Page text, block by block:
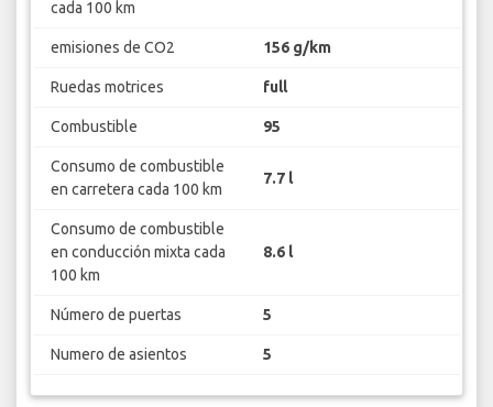
cada 100 km
emisiones de CO2 156 g/km
Ruedas motrices full
Combustible 95
Consumo de combustible
en carretera cada 100 km
7.7 l
Consumo de combustible
en conducción mixta cada
100 km
8.6 l
Número de puertas 5
Numero de asientos 5